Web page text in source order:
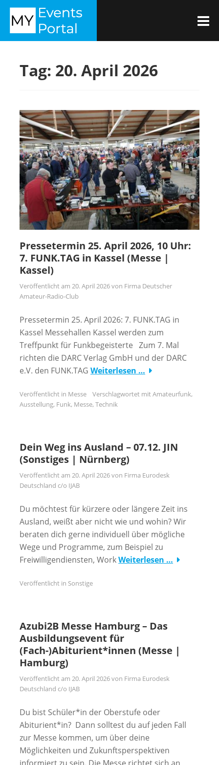
Zum
Inhalt
springen
MYEVENTSPORTAL
Tag: 20. April 2026
Pressetermin 25. April 2026, 10 Uhr:
7. FUNK.TAG in Kassel (Messe |
Kassel)
Veröffentlicht am 20. April 2026von Firma Deutscher
Amateur-Radio-Club
Pressetermin 25. April 2026: 7. FUNK.TAG in
Kassel Messehallen Kassel werden zum
Treffpunkt für Funkbegeisterte Zum 7. Mal
richten die DARC Verlag GmbH und der DARC
e.V. den FUNK.TAG Weiterlesen …
Veröffentlicht in Messe Verschlagwortet mitAmateurfunk,
Ausstellung, Funk, Messe, Technik
Dein Weg ins Ausland – 07.12. JIN
(Sonstiges | Nürnberg)
Veröffentlicht am 20. April 2026von Firma Eurodesk
Deutschland c/o IJAB
Du möchtest für kürzere oder längere Zeit ins
Ausland, weißt aber nicht wie und wohin? Wir
beraten dich gerne individuell über mögliche
Wege und Programme, zum Beispiel zu
Freiwilligendiensten, WorkWeiterlesen …
Veröffentlicht in Sonstige
Azubi2B Messe Hamburg – Das
Ausbildungsevent für
(Fach-)Abiturient*innen (Messe |
Hamburg)
Veröffentlicht am 20. April 2026von Firma Eurodesk
Deutschland c/o IJAB
Du bist Schüler*in der Oberstufe oder
Abiturient*in? Dann solltest du auf jeden Fall
zur Messe kommen, um über deine
Möglichkeiten und Zukunftsperspektiven